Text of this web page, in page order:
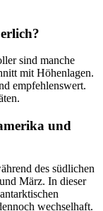
sind manche
mit Höhenlagen.
empfehlenswert.
und
des südlichen
März. In dieser
wechselhaft.